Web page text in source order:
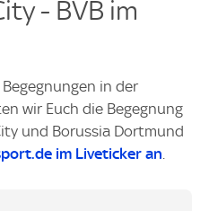
- BVB im
in der
wir Euch die Begegnung
und Borussia Dortmund
im Liveticker an.